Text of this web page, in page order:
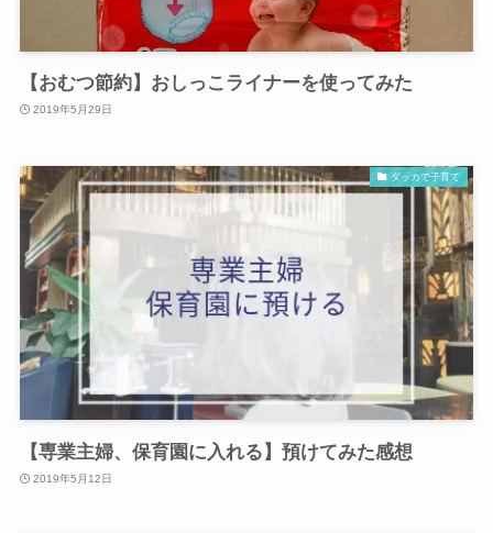
【おむつ節約】おしっこライナーを使ってみた
2019年5月29日
ダッカで子育て
【専業主婦、保育園に入れる】預けてみた感想
2019年5月12日